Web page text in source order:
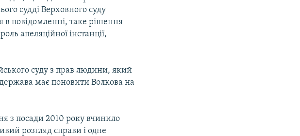
судді Верховного суду
в повідомленні, таке рішення
апеляційної інстанції,
суду з прав людини, який
має поновити Волкова на
з посади 2010 року вчинило
розгляд справи і одне